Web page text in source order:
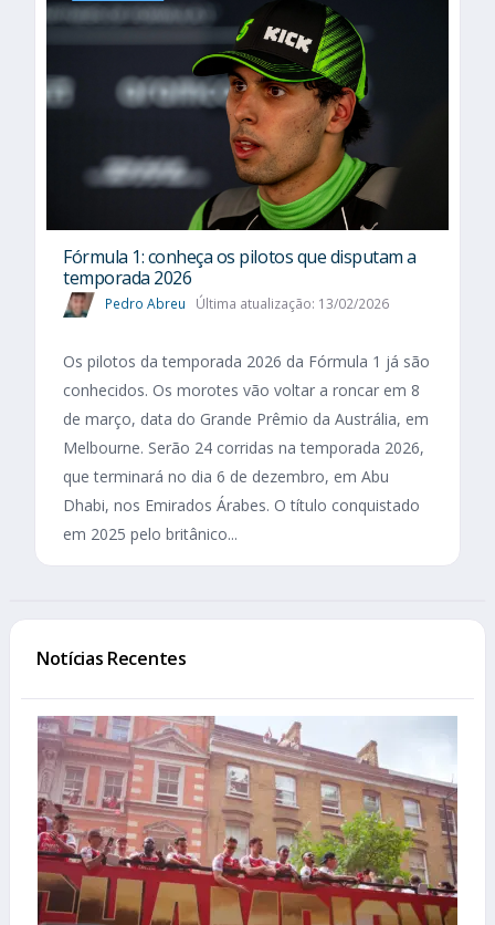
Fórmula 1: conheça os pilotos que disputam a
temporada 2026
Pedro Abreu Última atualização: 13/02/2026
Os pilotos da temporada 2026 da Fórmula 1 já são
conhecidos. Os morotes vão voltar a roncar em 8
de março, data do Grande Prêmio da Austrália, em
Melbourne. Serão 24 corridas na temporada 2026,
que terminará no dia 6 de dezembro, em Abu
Dhabi, nos Emirados Árabes. O título conquistado
em 2025 pelo britânico...
Notícias Recentes